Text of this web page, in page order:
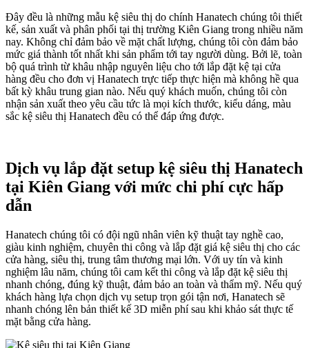
Đây đều là những mẫu kệ siêu thị do chính Hanatech chúng tôi thiết
kế, sản xuất và phân phối tại thị trường Kiên Giang trong nhiều năm
nay. Không chỉ đảm bảo về mặt chất lượng, chúng tôi còn đảm bảo
mức giá thành tốt nhất khi sản phẩm tới tay người dùng. Bởi lẽ, toàn
bộ quá trình từ khâu nhập nguyên liệu cho tới lắp đặt kệ tại cửa
hàng đều cho đơn vị Hanatech trực tiếp thực hiện mà không hề qua
bất kỳ khâu trung gian nào. Nếu quý khách muốn, chúng tôi còn
nhận sản xuất theo yêu cầu tức là mọi kích thước, kiểu dáng, màu
sắc kệ siêu thị Hanatech đều có thể đáp ứng được.
Dịch vụ lắp đặt setup kệ siêu thị Hanatech
tại Kiên Giang với mức chi phí cực hấp
dẫn
Hanatech chúng tôi có đội ngũ nhân viên kỹ thuật tay nghề cao,
giàu kinh nghiệm, chuyên thi công và lắp đặt giá kệ siêu thị cho các
cửa hàng, siêu thị, trung tâm thương mại lớn. Với uy tín và kinh
nghiệm lâu năm, chúng tôi cam kết thi công và lắp đặt kệ siêu thị
nhanh chóng, đúng kỹ thuật, đảm bảo an toàn và thẩm mỹ. Nếu quý
khách hàng lựa chọn dịch vụ setup trọn gói tận nơi, Hanatech sẽ
nhanh chóng lên bản thiết kế 3D miễn phí sau khi khảo sát thực tế
mặt bằng cửa hàng.